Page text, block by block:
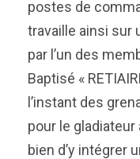
postes de
travaille ainsi sur
par l’un des
Baptisé «
l’instant des
pour le gladiateur
bien d’y intégrer